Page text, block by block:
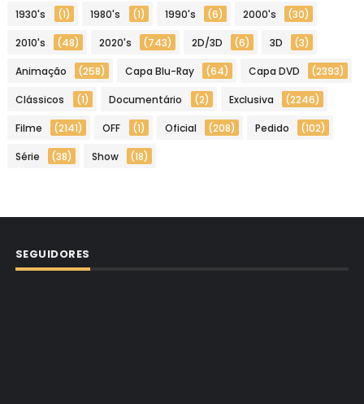
1930's (1) 1980's (1) 1990's (6) 2000's (30)
2010's (48) 2020's (743) 2D/3D (6) 3D (3)
Animação (258) Capa Blu-Ray (64) Capa DVD (2393)
Clássicos (1) Documentário (2) Exclusiva (2246)
Filme (2141) OFF (1) Oficial (208) Pedido (102)
Série (38) Show (18)
SEGUIDORES